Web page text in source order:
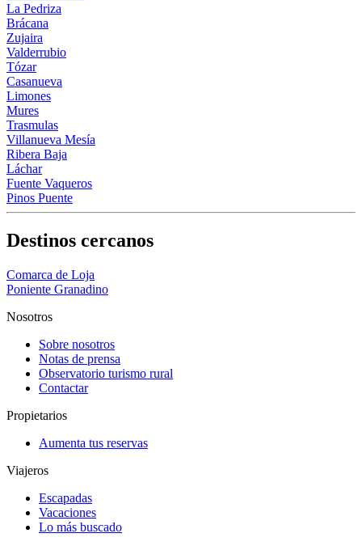
La Pedriza
Brácana
Zujaira
Valderrubio
Tózar
Casanueva
Limones
Mures
Trasmulas
Villanueva Mesía
Ribera Baja
Láchar
Fuente Vaqueros
Pinos Puente
Destinos cercanos
Comarca de Loja
Poniente Granadino
Nosotros
Sobre nosotros
Notas de prensa
Observatorio turismo rural
Contactar
Propietarios
Aumenta tus reservas
Viajeros
Escapadas
Vacaciones
Lo más buscado